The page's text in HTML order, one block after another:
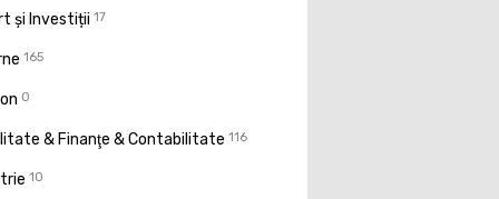
și Investiții 17
165
0
& Finanţe & Contabilitate 116
10